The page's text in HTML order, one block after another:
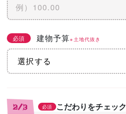
必須 建物予算※土地代抜き
2/3 必須 こだわりをチェック